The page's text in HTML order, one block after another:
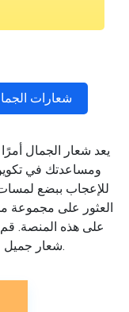
شعارات
يعد شعار الجمال
ومساعدتك في
للإعجاب ببضع
العثور على مجموعة
على هذه المنصة.
شعار جميل لعلامتك التجارية في وقت قصير.